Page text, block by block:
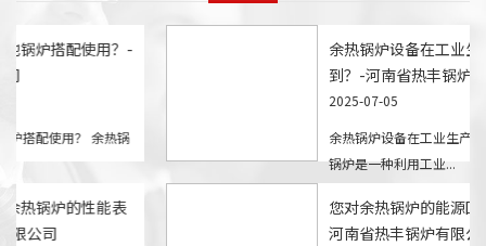
余热锅炉是否可以与其他锅炉搭配使用？-
河南省热丰锅炉有限公司
余热锅炉是否可以与其他锅炉搭配使用？ 余热锅
炉是一种利用工业生...
如何有效地监测和管理余热锅炉的性能表
现？-河南省热丰锅炉有限公司